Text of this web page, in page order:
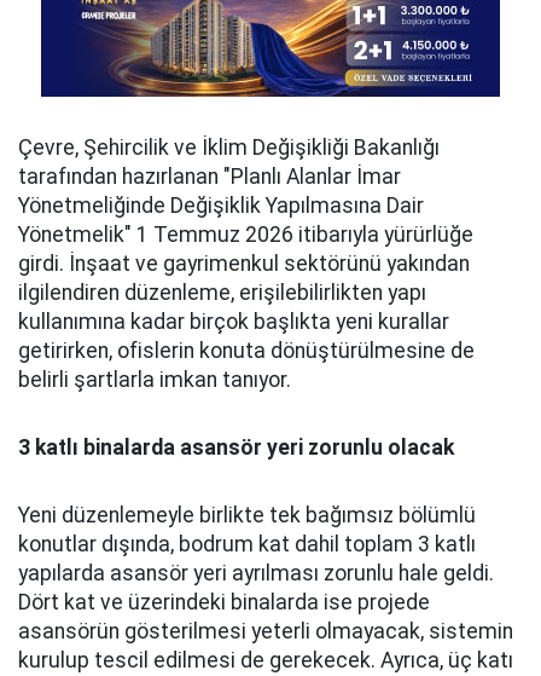
Çevre, Şehircilik ve İklim Değişikliği Bakanlığı
tarafından hazırlanan "Planlı Alanlar İmar
Yönetmeliğinde Değişiklik Yapılmasına Dair
Yönetmelik" 1 Temmuz 2026 itibarıyla yürürlüğe
girdi. İnşaat ve gayrimenkul sektörünü yakından
ilgilendiren düzenleme, erişilebilirlikten yapı
kullanımına kadar birçok başlıkta yeni kurallar
getirirken, ofislerin konuta dönüştürülmesine de
belirli şartlarla imkan tanıyor.
3 katlı binalarda asansör yeri zorunlu olacak
Yeni düzenlemeyle birlikte tek bağımsız bölümlü
konutlar dışında, bodrum kat dahil toplam 3 katlı
yapılarda asansör yeri ayrılması zorunlu hale geldi.
Dört kat ve üzerindeki binalarda ise projede
asansörün gösterilmesi yeterli olmayacak, sistemin
kurulup tescil edilmesi de gerekecek. Ayrıca, üç katı